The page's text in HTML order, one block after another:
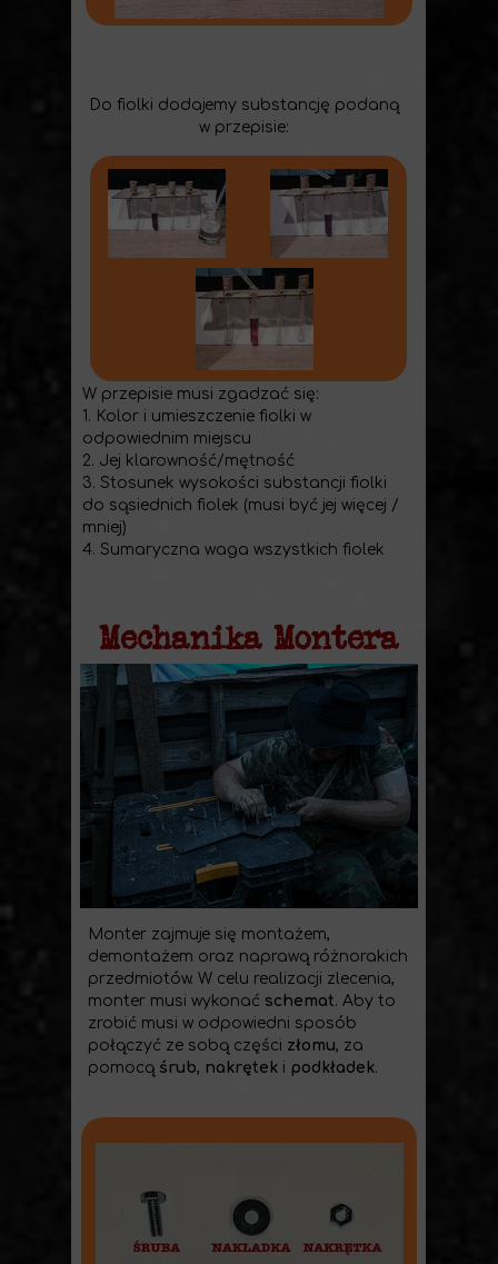
Do fiolki dodajemy substancję podaną
w przepisie:
W przepisie musi zgadzać się:
1. Kolor i umieszczenie fiolki w
odpowiednim miejscu
2. Jej klarowność/mętność
3. Stosunek wysokości substancji fiolki
do sąsiednich fiolek (musi być jej więcej /
mniej)
4. Sumaryczna waga wszystkich fiolek
Monter zajmuje się montażem,
demontażem oraz naprawą różnorakich
przedmiotów. W celu realizacji zlecenia,
monter musi wykonać schemat. Aby to
zrobić musi w odpowiedni sposób
połączyć ze sobą części złomu, za
pomocą śrub, nakrętek i podkładek.
Mechanika Montera